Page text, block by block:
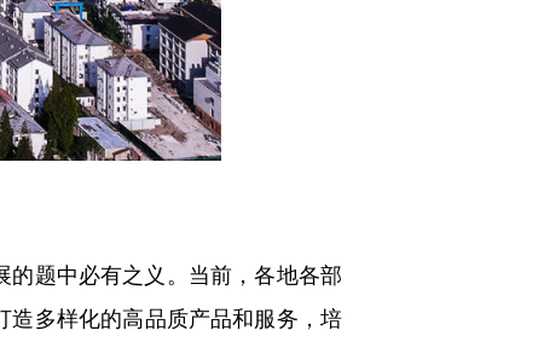
的题中必有之义。当前，各地各部
造多样化的高品质产品和服务，培